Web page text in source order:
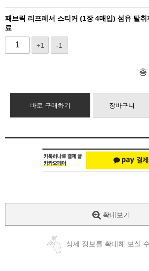
패브릭 리프레셔 스티커 (1장 4매입) 섬유 탈취
료
+1 -1
총
바로 구매하기 장바구니
확대보기
상세 정보를 확대해 보실